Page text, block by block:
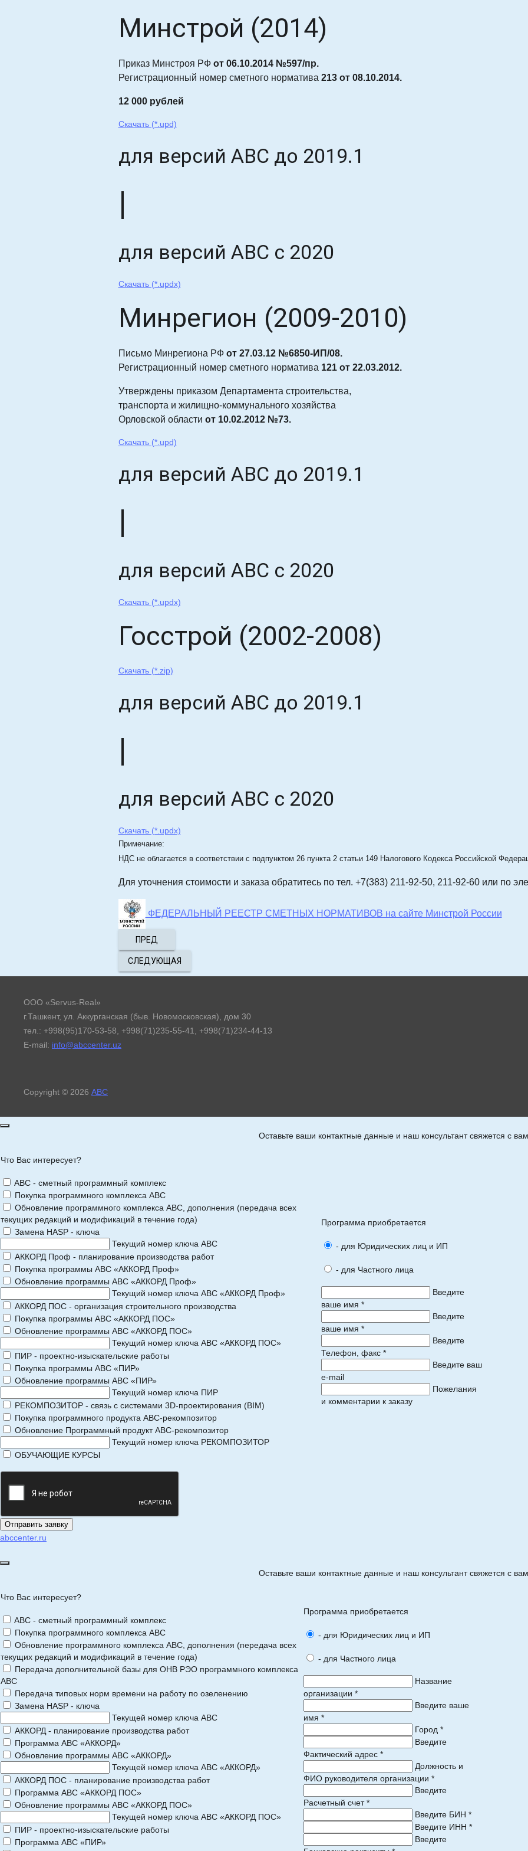
Минстрой (2014)
Приказ Минстроя РФ от 06.10.2014 №597/пр.
Регистрационный номер сметного норматива 213 от 08.10.2014.
12 000 рублей
Скачать (*.upd)
для версий АВС до 2019.1
|
для версий АВС с 2020
Скачать (*.updx)
Минрегион (2009-2010)
Письмо Минрегиона РФ от 27.03.12 №6850-ИП/08.
Регистрационный номер сметного норматива 121 от 22.03.2012.
Утверждены приказом Департамента строительства,
транспорта и жилищно-коммунального хозяйства
Орловской области от 10.02.2012 №73.
Скачать (*.upd)
для версий АВС до 2019.1
|
для версий АВС с 2020
Скачать (*.updx)
Госстрой (2002-2008)
Скачать (*.zip)
для версий АВС до 2019.1
|
для версий АВС с 2020
Скачать (*.updx)
Примечание:
НДС не облагается в соответствии с подпунктом 26 пункта 2 статьи 149 Налогового Кодекса Российской
Для уточнения стоимости и заказа обратитесь по тел. +7(383) 211-92-50, 211-92-60 или по
ФЕДЕРАЛЬНЫЙ РЕЕСТР СМЕТНЫХ НОРМАТИВОВ на сайте Минстрой России
ПРЕД
СЛЕДУЮЩАЯ
ООО «Servus-Real»
г.Ташкент, ул. Аккурганская (быв. Новомосковская), дом 30
тел.: +998(95)170-53-58, +998(71)235-55-41, +998(71)234-44-13
E-mail: info@abccenter.uz
Copyright © 2026 АВС
Оставьте ваши контактные данные и наш консультант свяжется с
Что Вас интересует?
ABC - сметный программный комплекс
Покупка программного комплекса АВС
Обновление программного комплекса АВС, дополнения (передача всех
текущих редакций и модификаций в течение года)
Замена HASP - ключа
Текущий номер ключа АВС
АККОРД Проф - планирование производства работ
Покупка программы АВС «АККОРД Проф»
Обновление программы АВС «АККОРД Проф»
Текущий номер ключа АВС «АККОРД Проф»
АККОРД ПОС - организация строительного производства
Покупка программы АВС «АККОРД ПОС»
Обновление программы АВС «АККОРД ПОС»
Текущий номер ключа АВС «АККОРД ПОС»
ПИР - проектно-изыскательские работы
Покупка программы АВС «ПИР»
Обновление программы АВС «ПИР»
Текущий номер ключа ПИР
РЕКОМПОЗИТОР - связь с системами 3D-проектирования (BIM)
Покупка программного продукта АВС-рекомпозитор
Обновление Программный продукт АВС-рекомпозитор
Текущий номер ключа РЕКОМПОЗИТОР
ОБУЧАЮЩИЕ КУРСЫ
Программа приобретается
- для Юридических лиц и ИП
- для Частного лица
Введите
ваше имя *
Введите
ваше имя *
Введите
Телефон, факс *
Введите ваш
e-mail
Пожелания
и комментарии к заказу
abccenter.ru
Оставьте ваши контактные данные и наш консультант свяжется с
Что Вас интересует?
ABC - сметный программный комплекс
Покупка программного комплекса АВС
Обновление программного комплекса АВС, дополнения (передача всех
текущих редакций и модификаций в течение года)
Передача дополнительной базы для ОНВ РЭО программного комплекса
АВС
Передача типовых норм времени на работу по озеленению
Замена HASP - ключа
Текущей номер ключа АВС
АККОРД - планирование производства работ
Программа АВС «АККОРД»
Обновление программы АВС «АККОРД»
Текущей номер ключа АВС «АККОРД»
АККОРД ПОС - планирование производства работ
Программа АВС «АККОРД ПОС»
Обновление программы АВС «АККОРД ПОС»
Текущей номер ключа АВС «АККОРД ПОС»
ПИР - проектно-изыскательские работы
Программа АВС «ПИР»
Программа приобретается
- для Юридических лиц и ИП
- для Частного лица
Название
организации *
Введите ваше
имя *
Город *
Введите
Фактический адрес *
Должность и
ФИО руководителя организации *
Введите
Расчетный счет *
Введите БИН *
Введите ИНН *
Введите